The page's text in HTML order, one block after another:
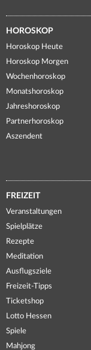
HOROSKOP
Horoskop Heute
Horoskop Morgen
Wochenhoroskop
Monatshoroskop
Jahreshoroskop
Partnerhoroskop
Aszendent
FREIZEIT
Veranstaltungen
Spielplätze
Rezepte
Meditation
Ausflugsziele
Freizeit-Tipps
Ticketshop
Lotto Hessen
Spiele
Mahjong